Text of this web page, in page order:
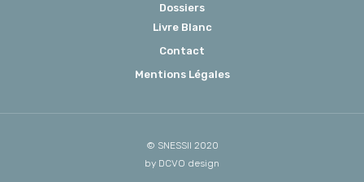
Dossiers
Livre Blanc
Contact
Mentions Légales
© SNESSII 2020
by DCVO design